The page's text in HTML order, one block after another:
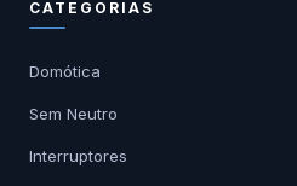
CATEGORIAS
Domótica
Sem Neutro
Interruptores